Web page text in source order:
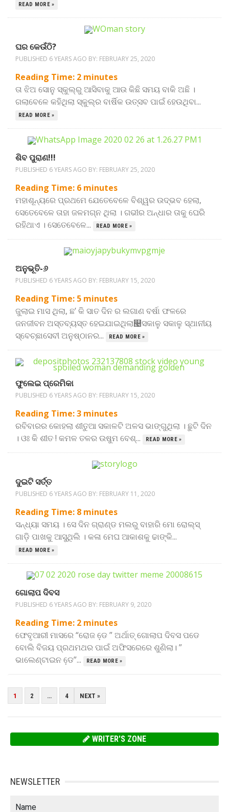
READ MORE »
ଘର କେଉଁଠି?
PUBLISHED 6 YEARS AGO BY: FEBRUARY 25, 2020
Reading Time: 2 minutes
ତା ଝିଅ ସୋନୁ ସ୍କୁଲ୍‌ରୁ ଆସିବାକୁ ଆଉ କିଛି ସମୟ ବାକି ଅଛି ।
ଗଲାବେଳେ କହିଥିଲା ସ୍କୁଲ୍‌ର ବାର୍ଷିକ ଉତ୍ସବ ପାଇଁ ହେଉଥିବା...
READ MORE »
ଶିବ ପୁରାଣ!!!
PUBLISHED 6 YEARS AGO BY: FEBRUARY 25, 2020
Reading Time: 6 minutes
ମହାଶୂନ୍ୟରେ ପ୍ରଥମେ ଯେତେବେଳେ ବିଶ୍ୱର ଉଦ୍ଭବ ହେଲା,
ସେତେବେଳେ ତାହା ଜଳମଗ୍ନ ଥିଲା । ଗଭୀର ଅନ୍ଧାର ତାକୁ ଘେରି
ରହିଥାଏ । ସେତେବେଳେ...
READ MORE »
ଅନୁଭୂତି-୬
PUBLISHED 6 YEARS AGO BY: FEBRUARY 15, 2020
Reading Time: 5 minutes
ଜୁଲାଇ ମାସ ଥିଲା, ଛ’ କି ସାତ ଦିନ ର ଲଗାଣ ବର୍ଷା ଫଳରେ
ଜନଜୀବନ ଅସ୍ତବ୍ୟସ୍ତ ହେଇଯାଇଥିଲା୤ସକାଳୁ ସକାଳୁ ସ୍ଥାନୀୟ
ସ୍ବେଚ୍ଛାସେବୀ ଅନୁଷ୍ଠାନର...
READ MORE »
ଫୁଲେଇ ପ୍ରେମିକା
PUBLISHED 6 YEARS AGO BY: FEBRUARY 15, 2020
Reading Time:3 minutes
ରବିବାରର କୋହଲା ଶୀତୁଆ ସକାଳଟି ଅଳସ ଭାଙ୍ଗୁଥିଲା । ଛୁଟି ଦିନ
। ଓଃ କି ଶୀତ ! କମଳ ତଳର ଉଷୁମ ବେଶ୍...
READ MORE »
ଦୁଇଟି ସର୍ତ୍ତ
PUBLISHED 6 YEARS AGO BY: FEBRUARY 11, 2020
Reading Time: 8 minutes
ସନ୍ଧ୍ୟା ସମୟ । ସେ ଦିନ ଗ୍ରାଣ୍ଡ ମଲରୁ ବାହାରି ମୋ ରୋଲ୍‌ସ୍
ଗାଡ଼ି ପାଖକୁ ଆସୁଥିଲି । କଳା ମେଘ ଆକାଶକୁ ଢାଙ୍କି...
READ MORE »
ଗୋଲାପ ଦିବସ
PUBLISHED 6 YEARS AGO BY: FEBRUARY 9, 2020
Reading Time: 2 minutes
ଫେବୃଆରୀ ମାସରେ “ରୋଜ ଡେ଼ ” ଅର୍ଥାତ୍ ଗୋଲାପ ଦିବସ ପଡେ
ବୋଲି ବିଜୟ ପ୍ରଥମଥର ପାଇଁ ଅଫିସରେରେ ଶୁଣିଲା। ”
ଭାଲେଣ୍ଟାଇନ ଡେ଼”...
READ MORE »
POSTS
PAGINATION
1 2 … 4 NEXT »
WRITER'S ZONE
NEWSLETTER
Name